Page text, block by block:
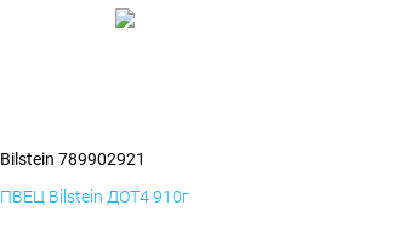
Bilstein 789902921
ПВЕЦ Bilstein ДОТ4 910г